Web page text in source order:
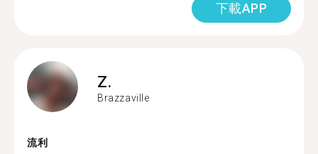
下載APP
Z.
Brazzaville
流利